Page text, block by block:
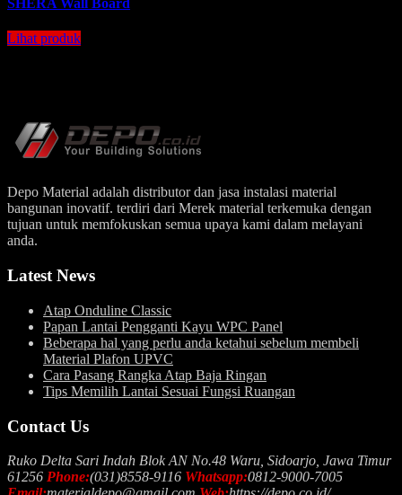
SHERA Wall Board
Lihat produk
Depo Material adalah distributor dan jasa instalasi material
bangunan inovatif. terdiri dari Merek material terkemuka dengan
tujuan untuk memfokuskan semua upaya kami dalam melayani
anda.
Latest News
Atap Onduline Classic
Papan Lantai Pengganti Kayu WPC Panel
Beberapa hal yang perlu anda ketahui sebelum membeli
Material Plafon UPVC
Cara Pasang Rangka Atap Baja Ringan
Tips Memilih Lantai Sesuai Fungsi Ruangan
Contact Us
Ruko Delta Sari Indah Blok AN No.48 Waru, Sidoarjo, Jawa Timur
61256 Phone:(031)8558-9116 Whatsapp:0812-9000-7005